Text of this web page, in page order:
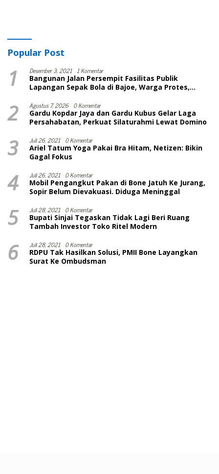
Popular Post
1 Desember 3, 2021 1 Komentar
Bangunan Jalan Persempit Fasilitas Publik
Lapangan Sepak Bola di Bajoe, Warga Protes,
2 Agustus 7, 2026 0 Komentar
Gardu Kopdar Jaya dan Gardu Kubus Gelar Laga
Persahabatan, Perkuat Silaturahmi Lewat Domino
3 Juli 26, 2021 0 Komentar
Ariel Tatum Yoga Pakai Bra Hitam, Netizen: Bikin
Gagal Fokus
4 Juli 26, 2021 0 Komentar
Mobil Pengangkut Pakan di Bone Jatuh Ke Jurang,
Sopir Belum Dievakuasi. Diduga Meninggal
5 Juli 28, 2021 0 Komentar
Bupati Sinjai Tegaskan Tidak Lagi Beri Ruang
Tambah Investor Toko Ritel Modern
6 Juli 28, 2021 0 Komentar
RDPU Tak Hasilkan Solusi, PMII Bone Layangkan
Surat Ke Ombudsman